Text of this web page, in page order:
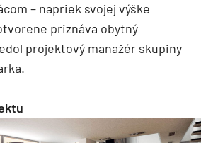
– napriek svojej výške
priznáva obytný
projektový manažér skupiny